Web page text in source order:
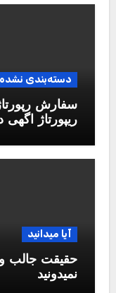
دسته‌بندی نشده
سفارش
ریپورتاژ اگهی
آیا میدانید
حقیقت جالب و
نمیدونید